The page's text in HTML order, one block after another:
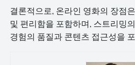
결론적으로, 온라인 영화의 장점
및 편리함을 포함하며, 스트리밍
경험의 품질과 콘텐츠 접근성을